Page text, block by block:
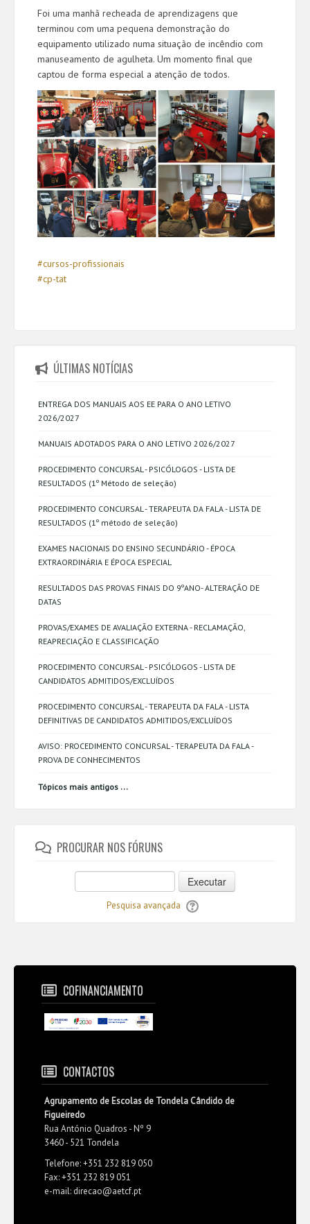
Foi uma manhã recheada de aprendizagens que
terminou com uma pequena demonstração do
equipamento utilizado numa situação de incêndio com
manuseamento de agulheta. Um momento final que
captou de forma especial a atenção de todos.
#cursos-profissionais
#cp-tat
ÚLTIMAS NOTÍCIAS
ENTREGA DOS MANUAIS AOS EE PARA O ANO LETIVO
2026/2027
MANUAIS ADOTADOS PARA O ANO LETIVO 2026/2027
PROCEDIMENTO CONCURSAL - PSICÓLOGOS - LISTA DE
RESULTADOS (1º Método de seleção)
PROCEDIMENTO CONCURSAL - TERAPEUTA DA FALA - LISTA DE
RESULTADOS (1º método de seleção)
EXAMES NACIONAIS DO ENSINO SECUNDÁRIO - ÉPOCA
EXTRAORDINÁRIA E ÉPOCA ESPECIAL
RESULTADOS DAS PROVAS FINAIS DO 9ºANO- ALTERAÇÃO DE
DATAS
PROVAS/EXAMES DE AVALIAÇÃO EXTERNA - RECLAMAÇÃO,
REAPRECIAÇÃO E CLASSIFICAÇÃO
PROCEDIMENTO CONCURSAL - PSICÓLOGOS - LISTA DE
CANDIDATOS ADMITIDOS/EXCLUÍDOS
PROCEDIMENTO CONCURSAL - TERAPEUTA DA FALA - LISTA
DEFINITIVAS DE CANDIDATOS ADMITIDOS/EXCLUÍDOS
AVISO: PROCEDIMENTO CONCURSAL - TERAPEUTA DA FALA -
PROVA DE CONHECIMENTOS
Tópicos mais antigos ...
PROCURAR NOS FÓRUNS
Executar
Pesquisa avançada
COFINANCIAMENTO
CONTACTOS
Agrupamento de Escolas de Tondela Cândido de
Figueiredo
Rua António Quadros - Nº 9
3460 - 521 Tondela
Telefone: +351 232 819 050
Fax: +351 232 819 051
e-mail: direcao@aetcf.pt